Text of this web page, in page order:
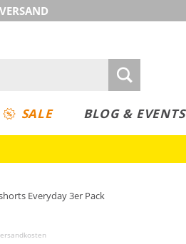
SALE BLOG & EVENTS
Everyday 3er Pack